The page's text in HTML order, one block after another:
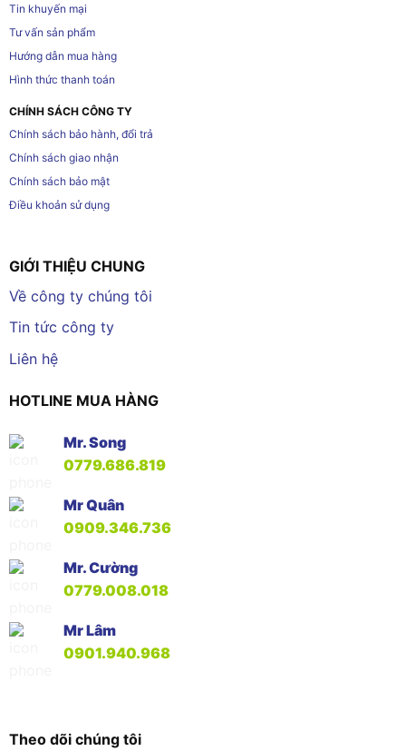
Tin khuyến mại
Tư vấn sản phẩm
Hướng dẫn mua hàng
Hình thức thanh toán
CHÍNH SÁCH CÔNG TY
Chính sách bảo hành, đổi trả
Chính sách giao nhận
Chính sách bảo mật
Điều khoản sử dụng
GIỚI THIỆU CHUNG
Về công ty chúng tôi
Tin tức công ty
Liên hệ
HOTLINE MUA HÀNG
Mr. Song
0779.686.819
Mr Quân
0909.346.736
Mr. Cường
0779.008.018
Mr Lâm
0901.940.968
Theo dõi chúng tôi